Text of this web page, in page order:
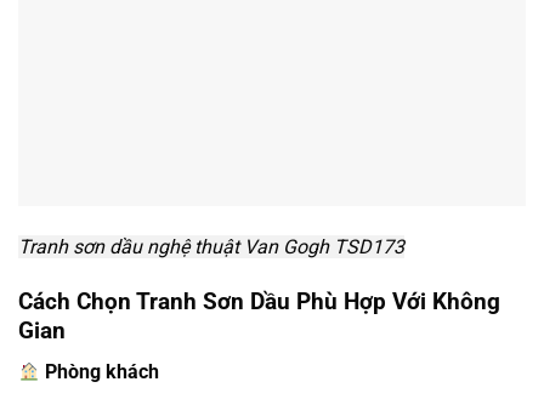
Tranh sơn dầu nghệ thuật Van Gogh TSD173
Cách Chọn Tranh Sơn Dầu Phù Hợp Với Không
Gian
Phòng khách